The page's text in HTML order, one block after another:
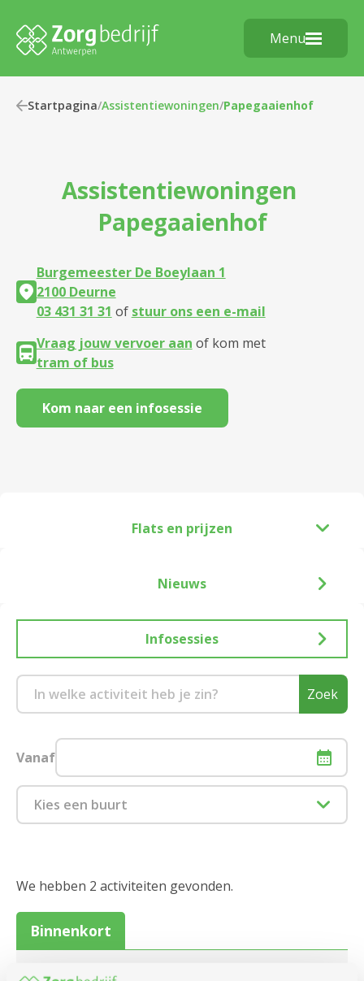
Menu
Startpagina/Assistentiewoningen/Papegaaienhof
Assistentiewoningen
Papegaaienhof
Burgemeester De Boeylaan 1
2100 Deurne
03 431 31 31 of stuur ons een e-mail
Vraag jouw vervoer aan of kom met
tram of bus
Kom naar een infosessie
Flats en prijzen
Nieuws
Infosessies
Zoek
Vanaf
Kies een buurt
2018 Antwerpen
2020 Antwerpen
We hebben 2 activiteiten gevonden.
Binnenkort